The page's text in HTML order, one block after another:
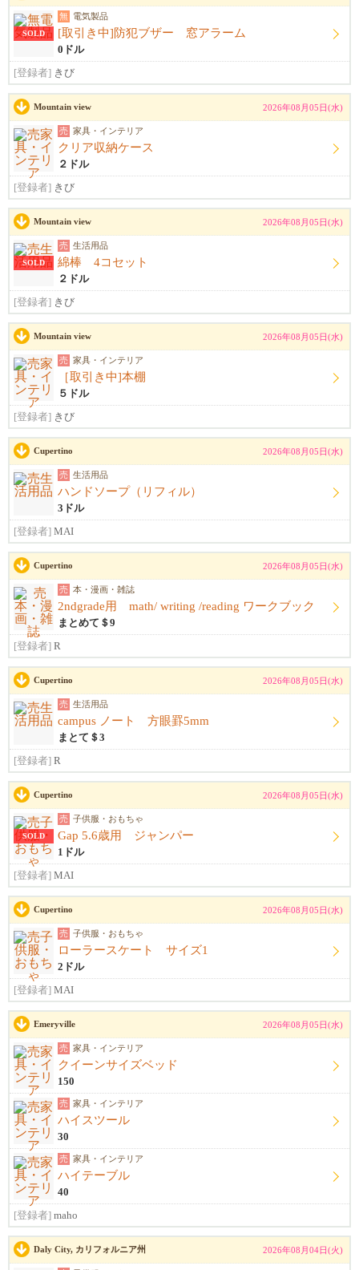
SOLD
無 電気製品
[取引き中]防犯ブザー 窓アラーム
0ドル
[登録者] きび
Mountain view 2026年08月05日(水)
売 家具・インテリア
クリア収納ケース
２ドル
[登録者] きび
Mountain view 2026年08月05日(水)
SOLD
売 生活用品
綿棒 4コセット
２ドル
[登録者] きび
Mountain view 2026年08月05日(水)
売 家具・インテリア
［取引き中]本棚
５ドル
[登録者] きび
Cupertino 2026年08月05日(水)
売 生活用品
ハンドソープ（リフィル）
3ドル
[登録者] MAI
Cupertino 2026年08月05日(水)
売 本・漫画・雑誌
2ndgrade用 math/ writing /reading ワークブック
まとめて＄9
[登録者] R
Cupertino 2026年08月05日(水)
売 生活用品
campus ノート 方眼罫5mm
まとて＄3
[登録者] R
Cupertino 2026年08月05日(水)
SOLD
売 子供服・おもちゃ
Gap 5.6歳用 ジャンパー
1ドル
[登録者] MAI
Cupertino 2026年08月05日(水)
売 子供服・おもちゃ
ローラースケート サイズ1
2ドル
[登録者] MAI
Emeryville 2026年08月05日(水)
売 家具・インテリア
クイーンサイズベッド
150
売 家具・インテリア
ハイスツール
30
売 家具・インテリア
ハイテーブル
40
[登録者] maho
Daly City, カリフォルニア州 2026年08月04日(火)